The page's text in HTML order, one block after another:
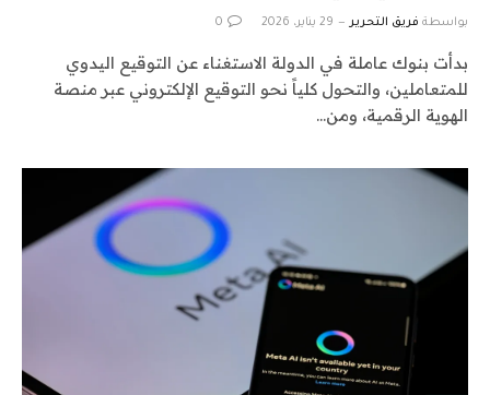
بواسطة فريق التحرير 29 يناير، 2026 0
بدأت بنوك عاملة في الدولة الاستغناء عن التوقيع اليدوي
للمتعاملين، والتحول كلياً نحو التوقيع الإلكتروني عبر منصة
الهوية الرقمية، ومن…